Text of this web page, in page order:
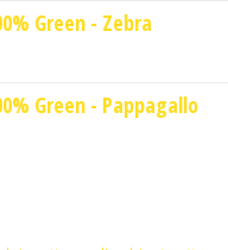
€.
attuale
20,00 €.
Green - Zebra
Green - Pappagallo